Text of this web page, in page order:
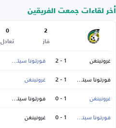
أخر لقاءات جمعت الفريقين
2
فاز
0
تعادل
غرونينغن 1 - 2 فورتونا سيتارد
فورتونا سيتارد
1 - 2 غرونينغن
غرونينغن
1 - 0 فورتونا سيتارد
فورتونا سيتارد
1 - 0 غرونينغن